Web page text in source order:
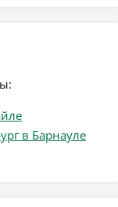
в Барнауле